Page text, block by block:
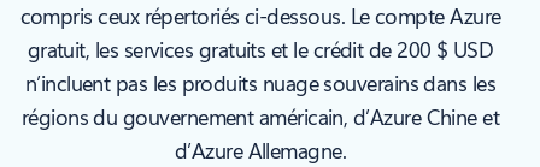
compris ceux répertoriés ci-dessous. Le compte Azure
gratuit, les services gratuits et le crédit de 200 $ USD
n’incluent pas les produits nuage souverains dans les
régions du gouvernement américain, d’Azure Chine et
d’Azure Allemagne.